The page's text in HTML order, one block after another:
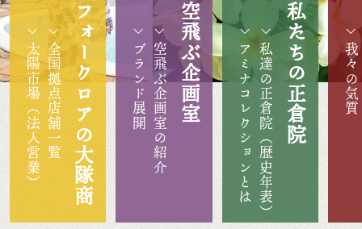
フォークロアの大隊商
全国拠点店舗一覧
太陽市場（法人営業） 空飛ぶ企画室
空飛ぶ企画室の紹介
ブランド展開 私たちの正倉院
私達の正倉院（歴史年表）
アミナコレクションとは 我々の気質